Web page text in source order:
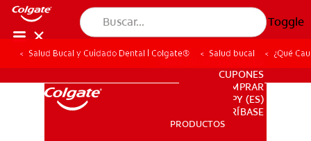
Toggle
PRODUCTOS
PARA PROFESIONALES
CUPONES
DONDE COMPRAR
PY (ES)
SUSCRÍBASE
PRODUCTOS
Salud Bucal y Cuidado Dental | Colgate® Salud bucal ¿Qué